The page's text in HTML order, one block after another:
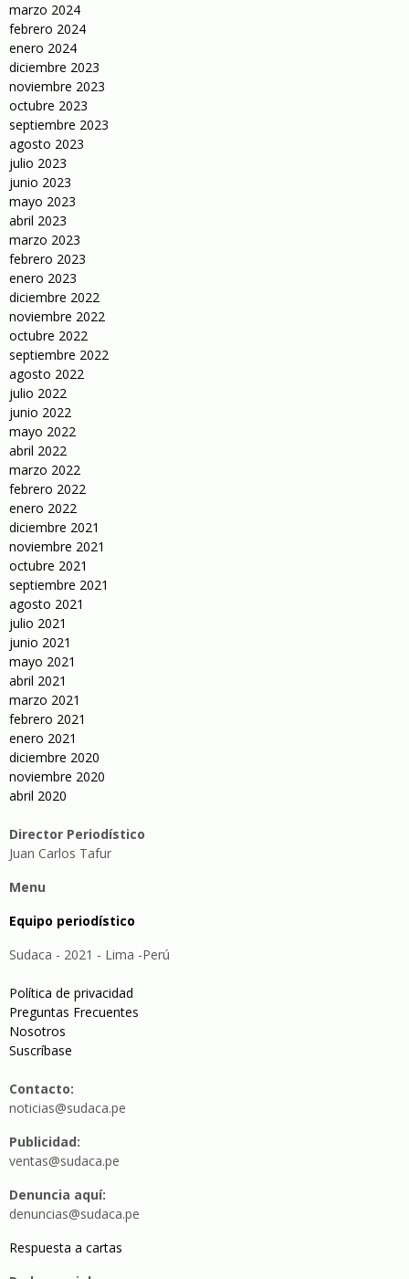
marzo 2024
febrero 2024
enero 2024
diciembre 2023
noviembre 2023
octubre 2023
septiembre 2023
agosto 2023
julio 2023
junio 2023
mayo 2023
abril 2023
marzo 2023
febrero 2023
enero 2023
diciembre 2022
noviembre 2022
octubre 2022
septiembre 2022
agosto 2022
julio 2022
junio 2022
mayo 2022
abril 2022
marzo 2022
febrero 2022
enero 2022
diciembre 2021
noviembre 2021
octubre 2021
septiembre 2021
agosto 2021
julio 2021
junio 2021
mayo 2021
abril 2021
marzo 2021
febrero 2021
enero 2021
diciembre 2020
noviembre 2020
abril 2020
Director Periodístico
Juan Carlos Tafur
Menu
Equipo periodístico
Sudaca - 2021 - Lima -Perú
Política de privacidad
Preguntas Frecuentes
Nosotros
Suscríbase
Contacto:
noticias@sudaca.pe
Publicidad:
ventas@sudaca.pe
Denuncia aquí:
denuncias@sudaca.pe
Respuesta a cartas